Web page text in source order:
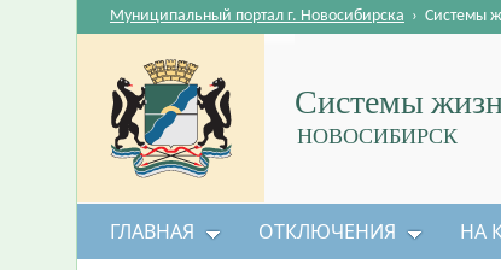
Системы
НОВОСИБИРСК
Муниципальный портал г. Новосибирска › Системы
ГЛАВНАЯ ОТКЛЮЧЕНИЯ НА